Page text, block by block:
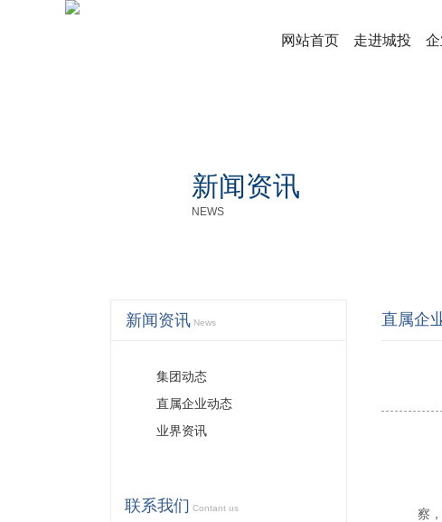
网站首页 走进城投
新闻资讯
NEWS
新闻资讯 News
集团动态
直属企业动态
业界资讯
联系我们 Contant us
直属企
生
察